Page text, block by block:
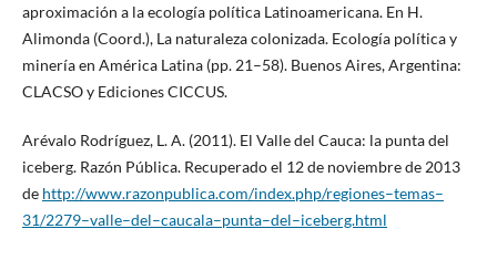
aproximación a la ecología política Latinoamericana. En H.
Alimonda (Coord.), La naturaleza colonizada. Ecología política y
minería en América Latina (pp. 21–58). Buenos Aires, Argentina:
CLACSO y Ediciones CICCUS.
Arévalo Rodríguez, L. A. (2011). El Valle del Cauca: la punta del
iceberg. Razón Pública. Recuperado el 12 de noviembre de 2013
de http://www.razonpublica.com/index.php/regiones–temas–
31/2279–valle–del–caucala–punta–del–iceberg.html